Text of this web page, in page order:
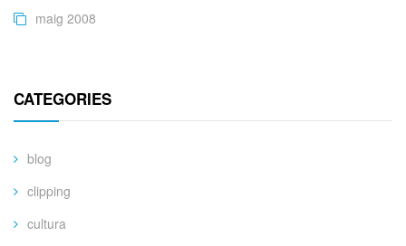
maig 2008
CATEGORIES
blog
clipping
cultura